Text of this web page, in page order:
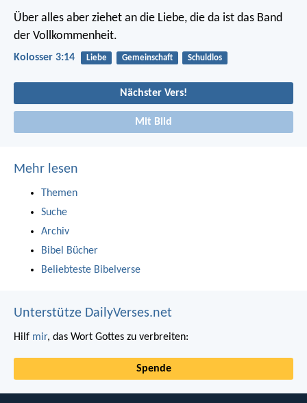
Über alles aber ziehet an die Liebe, die da ist das Band
der Vollkommenheit.
Kolosser 3:14 Liebe Gemeinschaft Schuldlos
Nächster Vers!
Mit Bild
Mehr lesen
Themen
Suche
Archiv
Bibel Bücher
Beliebteste Bibelverse
Unterstütze DailyVerses.net
Hilf mir, das Wort Gottes zu verbreiten:
Spende